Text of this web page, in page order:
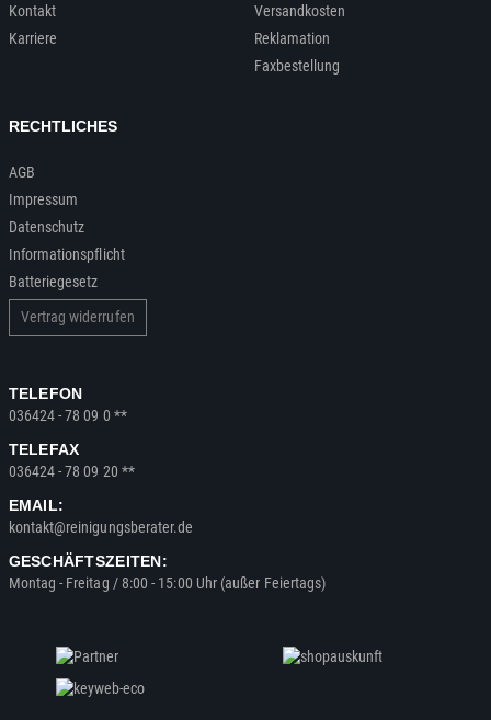
Kontakt
Karriere
Versandkosten
Reklamation
Faxbestellung
RECHTLICHES
AGB
Impressum
Datenschutz
Informationspflicht
Batteriegesetz
Vertrag widerrufen
TELEFON
036424 - 78 09 0 **
TELEFAX
036424 - 78 09 20 **
EMAIL:
kontakt@reinigungsberater.de
GESCHÄFTSZEITEN:
Montag - Freitag / 8:00 - 15:00 Uhr (außer Feiertags)